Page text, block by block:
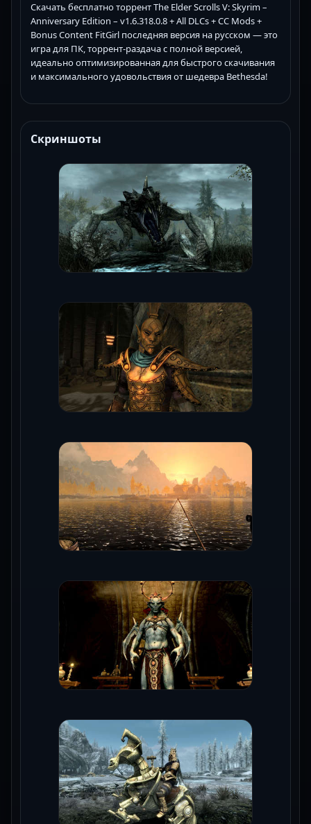
Скачать бесплатно торрент The Elder Scrolls V: Skyrim –
Anniversary Edition – v1.6.318.0.8 + All DLCs + CC Mods +
Bonus Content FitGirl последняя версия на русском — это
игра для ПК, торрент-раздача с полной версией,
идеально оптимизированная для быстрого скачивания
и максимального удовольствия от шедевра Bethesda!
Скриншоты